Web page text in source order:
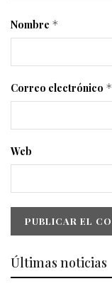
Nombre *
Correo electrónico *
Web
Últimas noticias